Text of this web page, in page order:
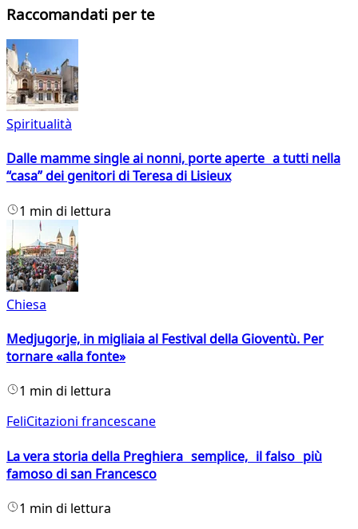
Raccomandati per te
Spiritualità
Dalle mamme single ai nonni, porte aperte a tutti nella
“casa” dei genitori di Teresa di Lisieux
1 min di lettura
Chiesa
Medjugorje, in migliaia al Festival della Gioventù. Per
tornare «alla fonte»
1 min di lettura
FeliCitazioni francescane
La vera storia della Preghiera semplice, il falso più
famoso di san Francesco
1 min di lettura